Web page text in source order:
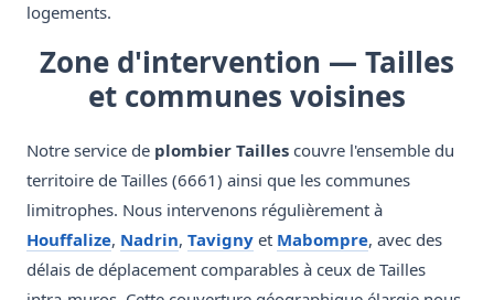
logements.
Zone d'intervention — Tailles
et communes voisines
Notre service de plombier Tailles couvre l'ensemble du
territoire de Tailles (6661) ainsi que les communes
limitrophes. Nous intervenons régulièrement à
Houffalize, Nadrin, Tavigny et Mabompre, avec des
délais de déplacement comparables à ceux de Tailles